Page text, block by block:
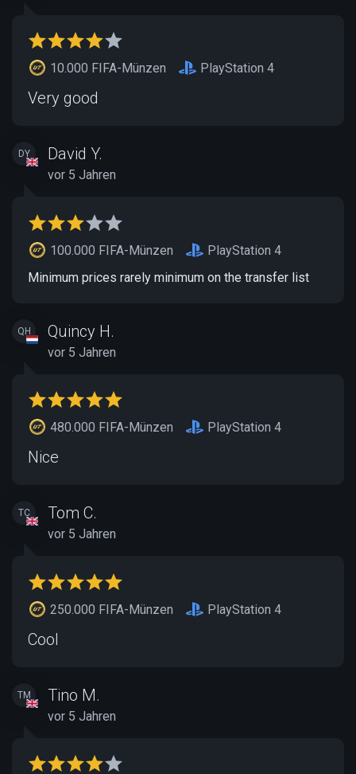
10.000 FIFA-Münzen PlayStation 4
Very good
DY David Y.
vor 5 Jahren
100.000 FIFA-Münzen
PlayStation 4
Minimum prices rarely minimum on the transfer list
QH Quincy H.
vor 5 Jahren
480.000 FIFA-Münzen PlayStation 4
Nice
TC Tom C.
vor 5 Jahren
250.000 FIFA-Münzen PlayStation 4
Cool
TM Tino M.
vor 5 Jahren